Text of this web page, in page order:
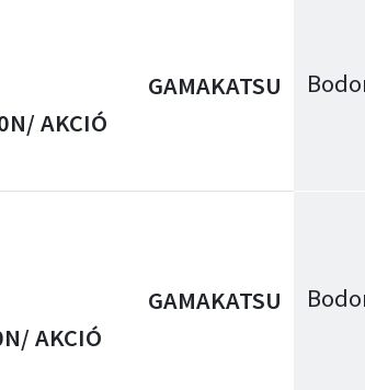
AKCIÓ
GAMAKATSU
AKCIÓ
GAMAKATSU